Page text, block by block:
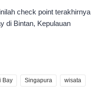
check point terakhirnya
di Bintan, Kepulauan
Bay Singapura wisata